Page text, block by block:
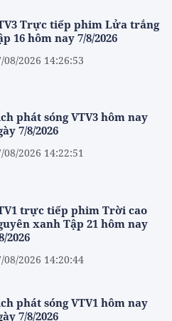
Trực tiếp phim Lửa trắng
16 hôm nay 7/8/2026
08/2026 14:26:53
phát sóng VTV3 hôm nay
7/8/2026
08/2026 14:22:51
trực tiếp phim Trời cao
xanh Tập 21 hôm nay
2026
08/2026 14:20:44
phát sóng VTV1 hôm nay
7/8/2026